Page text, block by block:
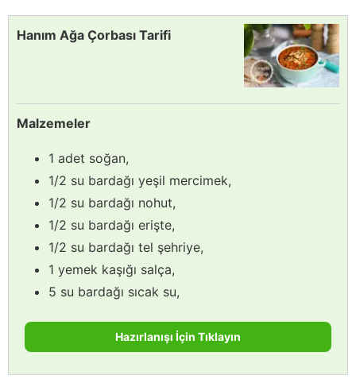
Hanım Ağa Çorbası Tarifi
Malzemeler
1 adet soğan,
1/2 su bardağı yeşil mercimek,
1/2 su bardağı nohut,
1/2 su bardağı erişte,
1/2 su bardağı tel şehriye,
1 yemek kaşığı salça,
5 su bardağı sıcak su,
Hazırlanışı İçin Tıklayın